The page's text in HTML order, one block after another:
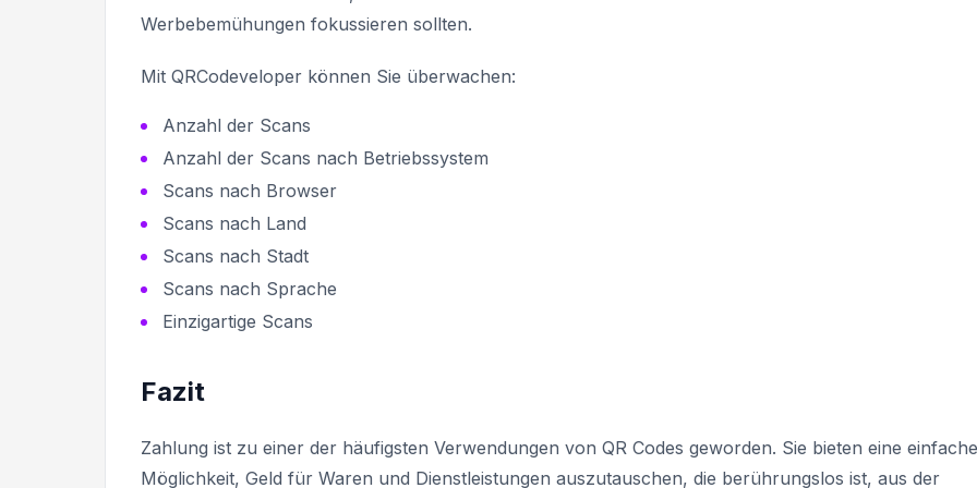
Werbebemühungen fokussieren sollten.
Mit QRCodeveloper können Sie überwachen:
Anzahl der Scans
Anzahl der Scans nach Betriebssystem
Scans nach Browser
Scans nach Land
Scans nach Stadt
Scans nach Sprache
Einzigartige Scans
Fazit
Zahlung ist zu einer der häufigsten Verwendungen von QR Codes geworden. Sie bieten eine einfache
Möglichkeit, Geld für Waren und Dienstleistungen auszutauschen, die berührungslos ist, aus der